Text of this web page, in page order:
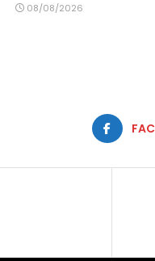
08/08/2026